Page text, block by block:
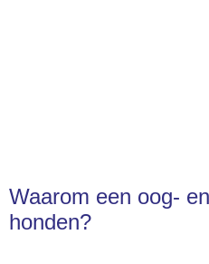
Waarom een oog-
honden?